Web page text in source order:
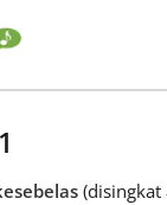
(disingkat